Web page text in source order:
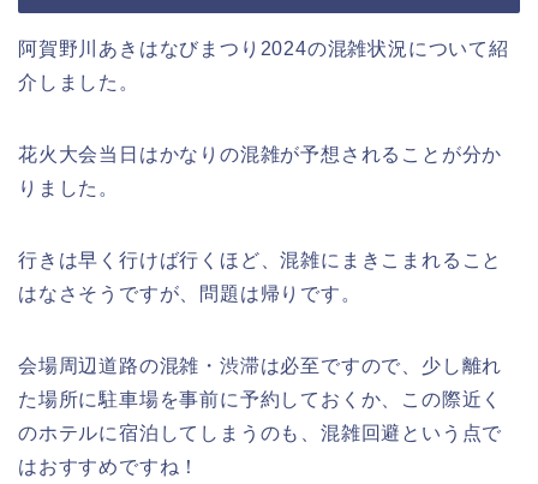
阿賀野川あきはなびまつり2024の混雑状況について紹
介しました。
花火大会当日はかなりの混雑が予想されることが分か
りました。
行きは早く行けば行くほど、混雑にまきこまれること
はなさそうですが、問題は帰りです。
会場周辺道路の混雑・渋滞は必至ですので、少し離れ
た場所に駐車場を事前に予約しておくか、この際近く
のホテルに宿泊してしまうのも、混雑回避という点で
はおすすめですね！